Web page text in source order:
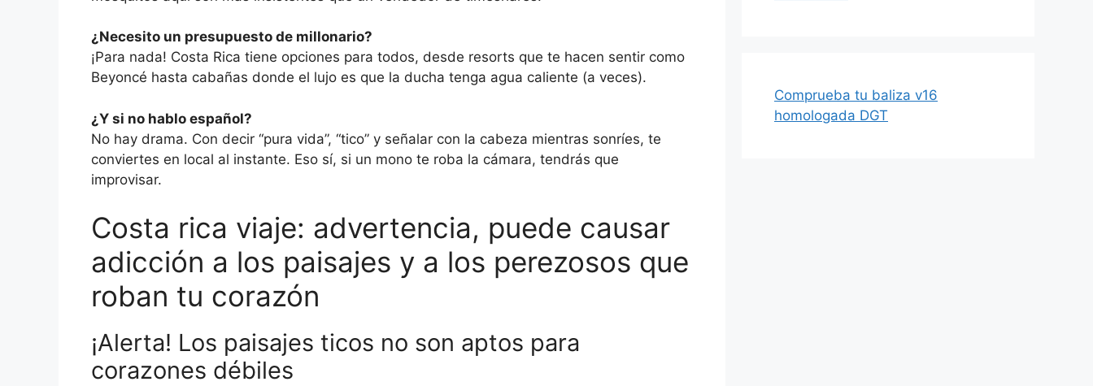
¿Necesito un presupuesto de millonario?
¡Para nada! Costa Rica tiene opciones para todos, desde resorts que te hacen sentir como
Beyoncé hasta cabañas donde el lujo es que la ducha tenga agua caliente (a veces).
¿Y si no hablo español?
No hay drama. Con decir “pura vida”, “tico” y señalar con la cabeza mientras sonríes, te
conviertes en local al instante. Eso sí, si un mono te roba la cámara, tendrás que
improvisar.
Costa rica viaje: advertencia, puede causar
adicción a los paisajes y a los perezosos que
roban tu corazón
¡Alerta! Los paisajes ticos no son aptos para
corazones débiles
Comprueba tu baliza v16
homologada DGT